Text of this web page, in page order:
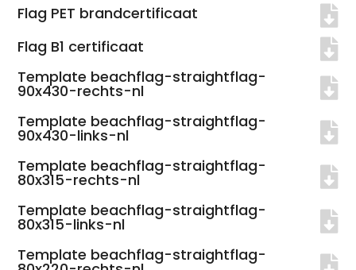
Flag PET brandcertificaat
Flag B1 certificaat
Template beachflag-straightflag-
90x430-rechts-nl
Template beachflag-straightflag-
90x430-links-nl
Template beachflag-straightflag-
80x315-rechts-nl
Template beachflag-straightflag-
80x315-links-nl
Template beachflag-straightflag-